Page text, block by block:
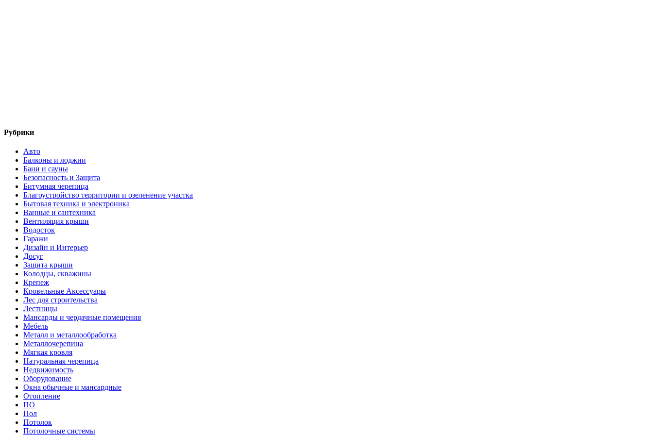
Рубрики
Авто
Балконы и лоджии
Бани и сауны
Безопасность и Защита
Битумная черепица
Благоустройство территории и озеленение участка
Бытовая техника и электроника
Ванные и сантехника
Вентиляция крыши
Водосток
Гаражи
Дизайн и Интерьер
Досуг
Защита крыши
Колодцы, скважины
Крепеж
Кровельные Аксессуары
Лес для строительства
Лестницы
Мансарды и чердачные помещения
Мебель
Металл и металлообработка
Металлочерепица
Мягкая кровля
Натуральная черепица
Недвижимость
Оборудование
Окна обычные и мансардные
Отопление
ПО
Пол
Потолок
Потолочные системы